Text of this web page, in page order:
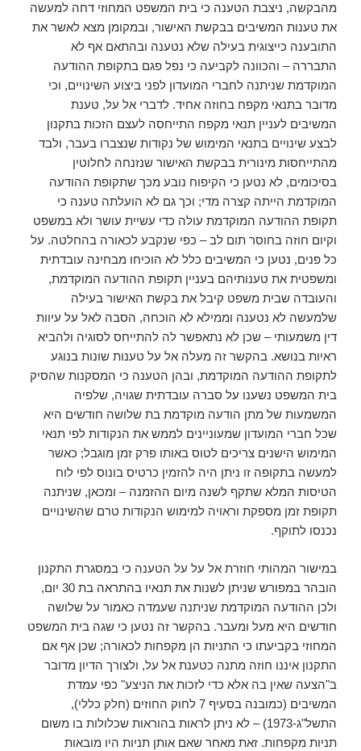
מהבקשה, ניצבת הטענה כי בית המשפט המחוזי דחה למעשה
את טענות המשיבים בבקשת האישור, ובמקומן מצא לאשר את
התובענה כייצוגית בעילה שלא נטענה ובהתאם אף לא
התבררה – והכוונה לקביעה כי נפל פגם בתקופת ההודעה
המוקדמת שניתנה לחברי המועדון לפני ביצוע השינויים, וכי
מדובר בתנאי מקפח בחוזה אחיד. לדברי אל על, טענת
המשיבים לעניין תנאי מקפח התייחסה לעצם הזכות בתקנון
לבצע שינויים בתנאי המימוש של נקודות שנצברו בעבר, ולבד
מהתייחסות מינורית בבקשת האישור שנזנחה לחלוטין
בסיכומים, לא נטען כי הקיפוח נובע מכך שתקופת ההודעה
המוקדמת הייתה קצרה מדי; וכך גם לא הועלתה טענה כי
תקופת ההודעה המוקדמת עולה כדי עשיית עושר ולא במשפט
וקיום חוזה בחוסר תום לב – כפי שנקבע לכאורה בהחלטה. על
כל פנים, נטען כי המשיבים כלל לא הוכיחו מבחינה עובדתית
ומשפטית את טענותיהם בעניין תקופת ההודעה המוקדמת,
והעובדה שבית משפט קיבל את בקשת האישור בעילה
שלמעשה לא נטענה וממילא לא הוכחה, הסבה לאל על עיוות
דין משמעותי – שכן לא נתאפשר לה להתייחס לסוגיה ולהביא
ראיות בנושא. בהקשר זה מעלה אל על טענות שונות בנוגע
לתקופת ההודעה המוקדמת, ובהן הטענה כי המסקנות שהסיק
בית המשפט נשענו על סברה עובדתית שגויה, שלפיה
המשמעות של מתן הודעה מוקדמת בת שלושה חודשים היא
שכל חברי המועדון שמעוניינים לממש את הנקודות לפי תנאי
המימוש הישנים צריכים לטוס באותו פרק זמן מוגבל; כאשר
למעשה בתקופה זו ניתן היה להזמין כרטיס בונוס לפי לוח
הטיסות המלא שתקף לשנה מיום ההזמנה – ומכאן, שניתנה
תקופת זמן מספקת וראויה למימוש הנקודות טרם שהשינויים
נכנסו לתוקף.
במישור המהותי חוזרת אל על על הטענה כי במסגרת התקנון
הובהר במפורש שניתן לשנות את תנאיו בהתראה בת 30 יום,
ולכן ההודעה המוקדמת שניתנה שעמדה כאמור על שלושה
חודשים היא מעל ומעבר. בהקשר זה נטען כי שגה בית המשפט
המחוזי בקביעתו כי התניות הן מקפחות לכאורה; שכן אף אם
התקנון איננו חוזה מתנה כטענת אל על, ולצורך הדיון מדובר
ב"הצעה שאין בה אלא כדי לזכות את הניצע" כפי עמדת
המשיבים (כמובנה בסעיף 7 לחוק החוזים (חלק כללי),
התשל"ג-1973) – לא ניתן לראות בהוראות שכלולות בו משום
תניות מקפחות. זאת מאחר שאם אותן תניות היו מובאות